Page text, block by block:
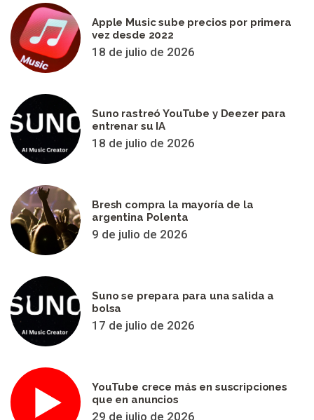
Apple Music sube precios por primera
vez desde 2022
18 de julio de 2026
Suno rastreó YouTube y Deezer para
entrenar su IA
18 de julio de 2026
Bresh compra la mayoría de la
argentina Polenta
9 de julio de 2026
Suno se prepara para una salida a
bolsa
17 de julio de 2026
YouTube crece más en suscripciones
que en anuncios
29 de julio de 2026